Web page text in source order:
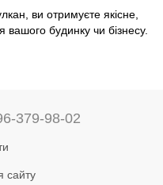
ви отримуєте якісне,
вашого будинку чи бізнесу.
379-98-02
сайту